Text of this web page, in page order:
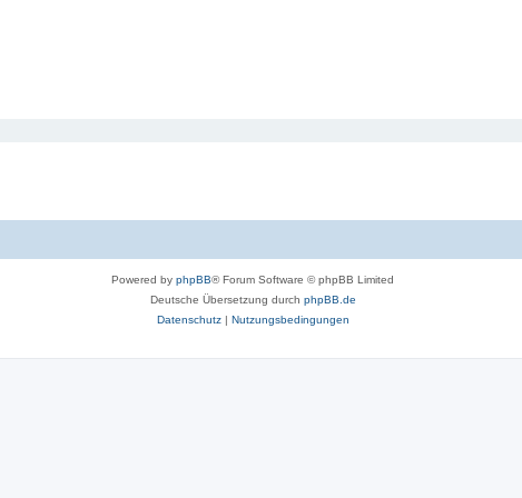
Powered by phpBB® Forum Software © phpBB Limited
Deutsche Übersetzung durch phpBB.de
Datenschutz| Nutzungsbedingungen